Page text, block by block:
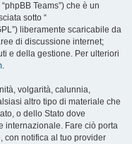
Teams”) che è un
sotto “
liberamente scaricabile da
di discussione internet;
e della gestione. Per ulteriori
.
volgarità, calunnia,
altro tipo di materiale che
o dello Stato dove
internazionale. Fare ciò porta
con notifica al tuo provider